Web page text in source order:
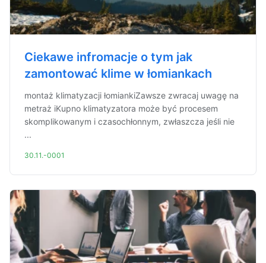
Ciekawe infromacje o tym jak
zamontować klime w łomiankach
montaż klimatyzacji łomiankiZawsze zwracaj uwagę na
metraż iKupno klimatyzatora może być procesem
skomplikowanym i czasochłonnym, zwłaszcza jeśli nie
...
30.11.-0001